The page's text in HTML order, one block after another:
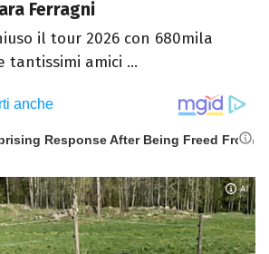
Ferragni
il tour 2026 con 680mila
tantissimi amici ...